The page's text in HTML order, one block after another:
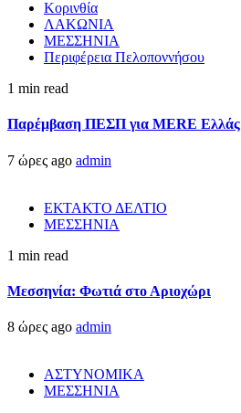
Κορινθία
ΛΑΚΩΝΙΑ
ΜΕΣΣΗΝΙΑ
Περιφέρεια Πελοποννήσου
1 min read
Παρέμβαση ΠΕΣΠ για MERE Ελλάς
7 ώρες ago admin
ΕΚΤΑΚΤΟ ΔΕΛΤΙΟ
ΜΕΣΣΗΝΙΑ
1 min read
Μεσσηνία: Φωτιά στο Αριοχώρι
8 ώρες ago admin
ΑΣΤΥΝΟΜΙΚΑ
ΜΕΣΣΗΝΙΑ